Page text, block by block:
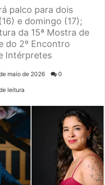
palco para dois
e domingo (17);
da 15ª Mostra de
do 2º Encontro
Intérpretes
maio de 2026 0
leitura